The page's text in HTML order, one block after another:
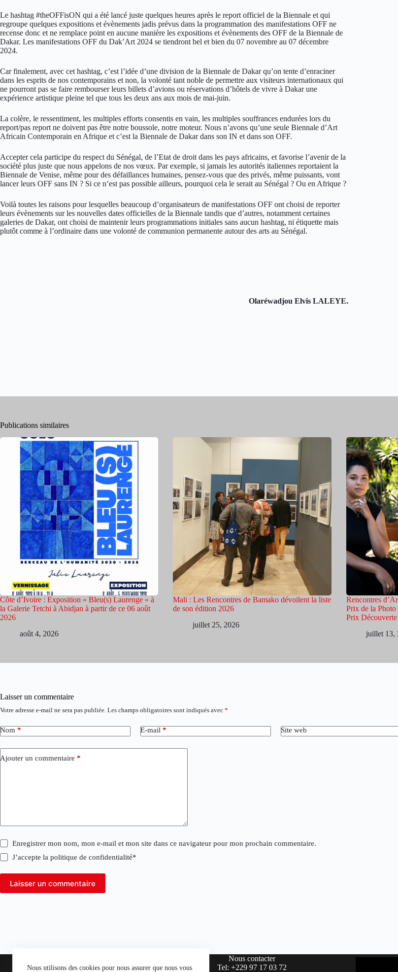
Nous utilisons des cookies pour nous assurer que nous vous
Le hashtag #theOFFisON qui a été lancé juste quelques heures après le report officiel de la Biennale et qui
regroupe quelques expositions et évènements jadis prévus dans la programmation des manifestations OFF ne
recense donc et ne remplace point en aucune manière les expositions et évènements des OFF de la Biennale de
Dakar. Les manifestations OFF du Dak’Art 2024 se tiendront bel et bien du 07 novembre au 07 décembre
2024.
Car finalement, avec cet hashtag, c’est l’idée d’une division de la Biennale de Dakar qu’on tente d’enraciner
dans les esprits de nos contemporains et non, la volonté tant noble de permettre aux visiteurs internationaux qui
ne pourront pas se faire rembourser leurs billets d’avions ou réservations d’hôtels de vivre à Dakar une
expérience artistique pleine tel que tous les deux ans aux mois de mai-juin.
La colère, le ressentiment, les multiples efforts consentis en vain, les multiples souffrances endurées lors du
report/pas report ne doivent pas être notre boussole, notre moteur. Nous n’avons qu’une seule Biennale d’Art
Africain Contemporain en Afrique et c’est la Biennale de Dakar dans son IN et dans son OFF.
Accepter cela participe du respect du Sénégal, de l’Etat de droit dans les pays africains, et favorise l’avenir de la
société plus juste que nous appelons de nos vœux. Par exemple, si jamais les autorités italiennes reportaient la
Biennale de Venise, même pour des défaillances humaines, pensez-vous que des privés, même puissants, vont
lancer leurs OFF sans IN ? Si ce n’est pas possible ailleurs, pourquoi cela le serait au Sénégal ? Ou en Afrique ?
Voilà toutes les raisons pour lesquelles beaucoup d’organisateurs de manifestations OFF ont choisi de reporter
leurs évènements sur les nouvelles dates officielles de la Biennale tandis que d’autres, notamment certaines
galeries de Dakar, ont choisi de maintenir leurs programmations initiales sans aucun hashtag, ni étiquette mais
plutôt comme à l’ordinaire dans une volonté de communion permanente autour des arts au Sénégal.
Olaréwadjou Elvis LALEYE.
Publications similaires
Côte d’Ivoire : Exposition « Bleu(s) Laurenge » à
la Galerie Tetchi à Abidjan à partir de ce 06 août
2026
août 4, 2026
Mali : Les Rencontres de Bamako dévoilent la liste
de son édition 2026
juillet 25, 2026
Rencontres
Prix de la
Prix
juillet 13,
Laisser un commentaire
Votre adresse e-mail ne sera pas publiée. Les champs obligatoires sont indiqués avec *
Nom * E-mail * Site web
Ajouter un commentaire *
Enregistrer mon nom, mon e-mail et mon site dans ce navigateur pour mon prochain commentaire.
J’accepte lapolitique de confidentialité*
Laisser un commentaire
Annuaire
Nous contacter
Tel: +229 97 17 03 72